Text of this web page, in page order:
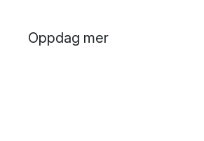
Oppdag mer